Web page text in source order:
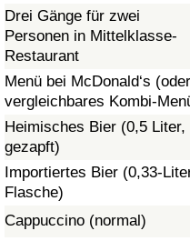
Drei Gänge für zwei
Personen in Mittelklasse-
Restaurant
Menü bei McDonald‘s (oder
vergleichbares Kombi-
Heimisches Bier (0,5 Liter,
gezapft)
Importiertes Bier (0,33-
Flasche)
Cappuccino (normal)
Umweltverschmutzung
Umweltverschmutzungs-
Verschmutzungsindex